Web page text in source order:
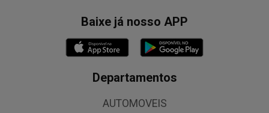
Baixe já nosso APP
Departamentos
AUTOMOVEIS